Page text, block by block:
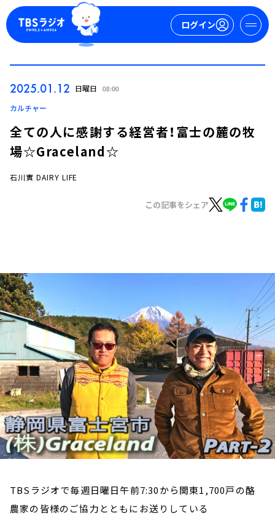
ログイン
イベント・グッズ
YouTube
会社情報
2025.01.12 日曜日 08:00
カルチャー
全ての人に感謝する経営者！富士の麓の牧
場☆Graceland☆
石川實 DAIRY LIFE
この記事をシェア
TBSラジオで毎週日曜日午前7:30から関東1,700戸の酪
農家の皆様のご協力とともにお送りしている